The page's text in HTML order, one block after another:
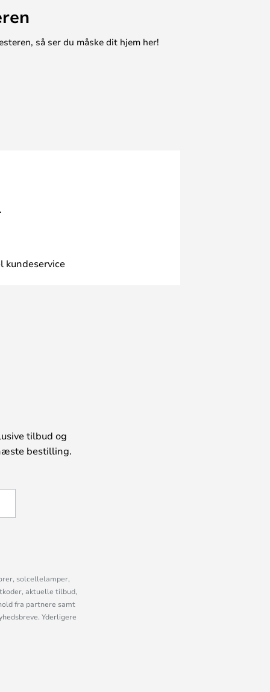
så ser du måske dit hjem her!
kundeservice
tilbud og
bestilling.
solcellelamper,
aktuelle tilbud,
fra partnere samt
Yderligere